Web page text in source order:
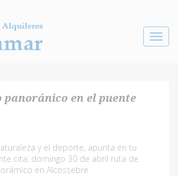
Toggle
panoránico en el puente
y el deporte, apunta en tu
cita: domingo 30 de abril ruta de
en Alcossebre